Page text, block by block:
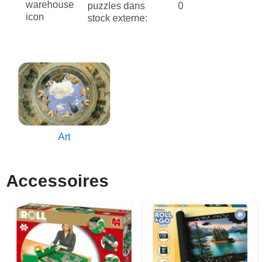
puzzles dans
stock externe:
0
Art
Accessoires